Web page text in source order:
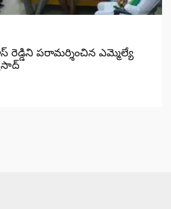
రెడ్డిని పరామర్శించిన ఎమ్మెల్యే